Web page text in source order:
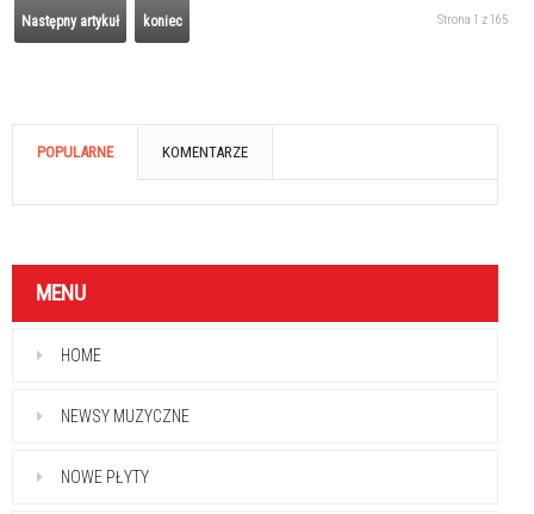
Następny artykuł koniec Strona 1 z 165
POPULARNE KOMENTARZE
MENU
HOME
NEWSY MUZYCZNE
NOWE PŁYTY